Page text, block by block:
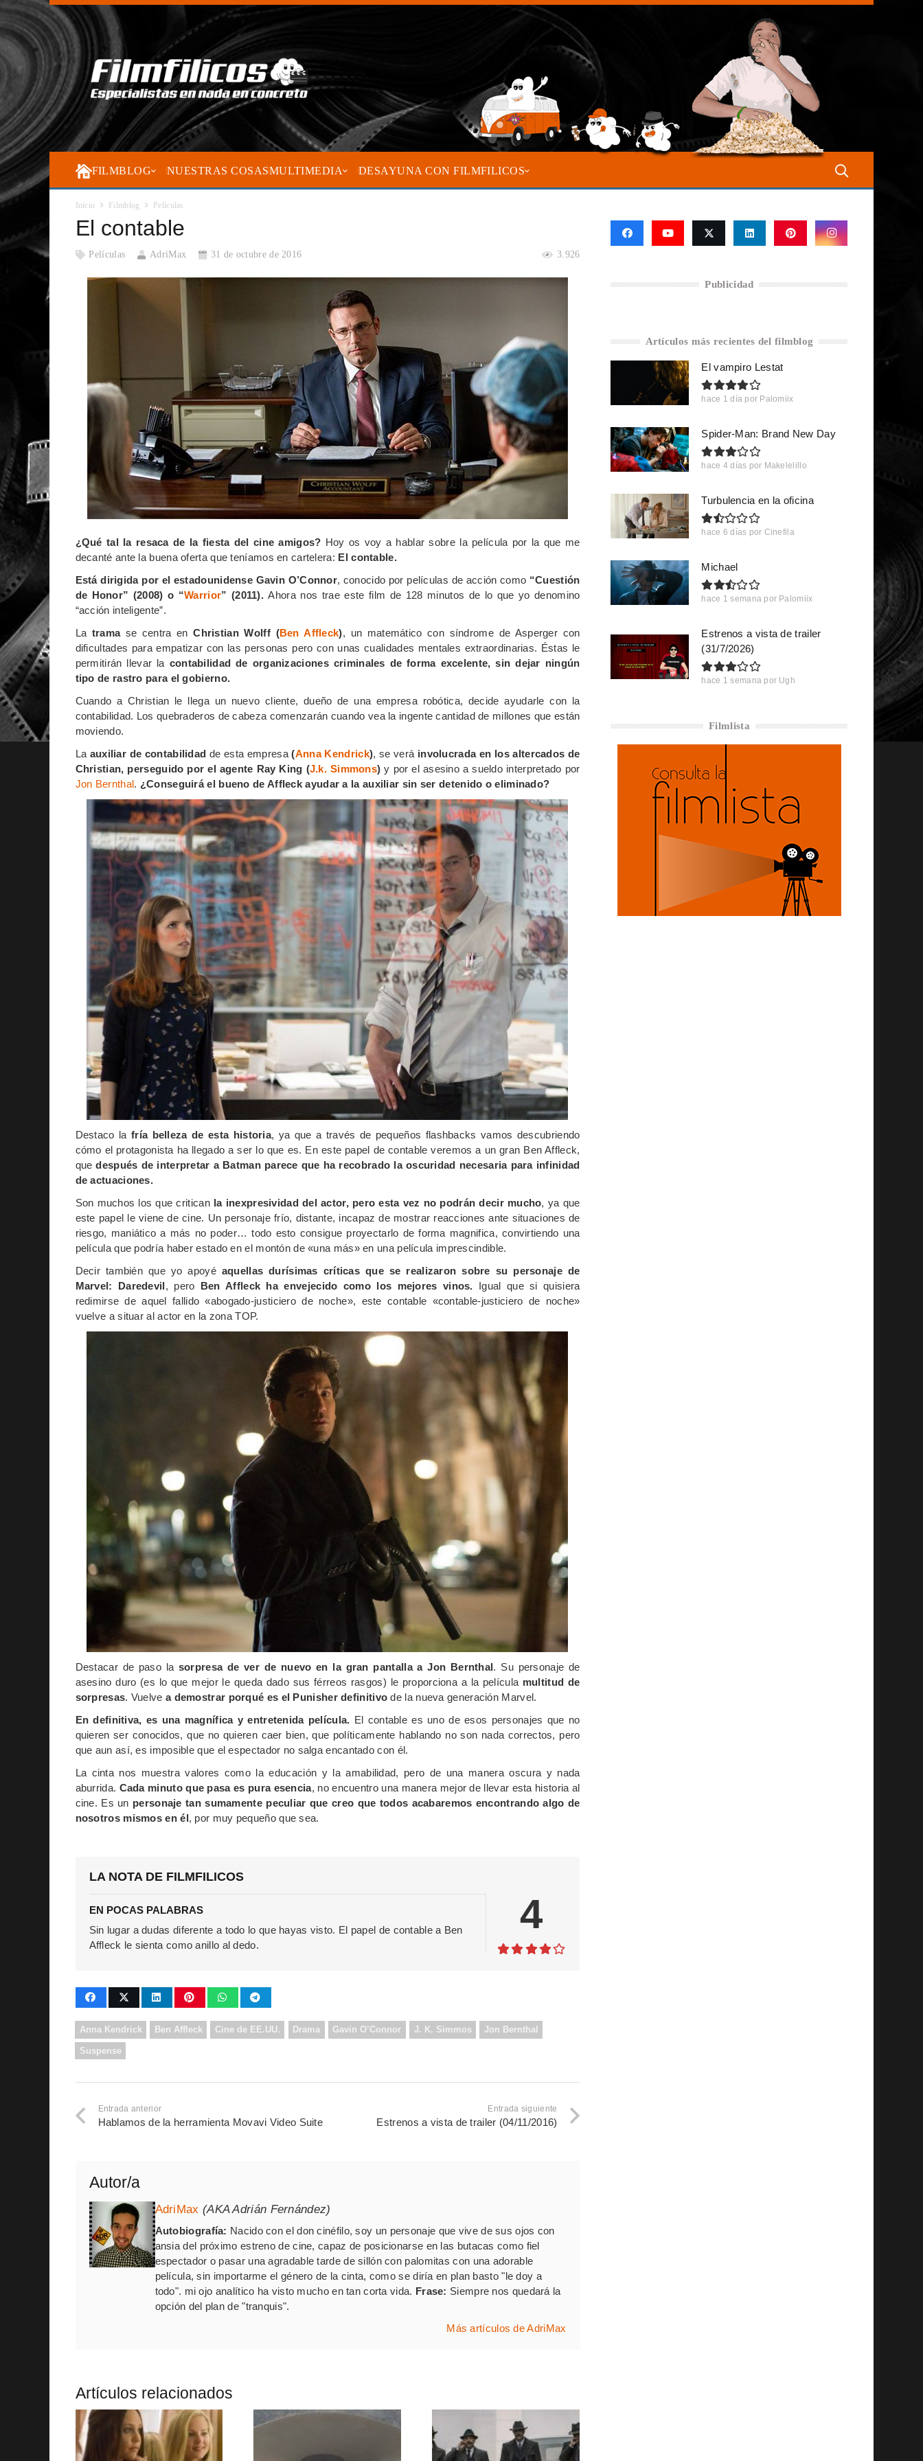
FILMBLOG NUESTRAS COSASMULTIMEDIA DESAYUNA CON FILMFILICOS
Inicio Filmblog Películas
El contable
Películas AdriMax 31 de octubre de 2016 3.926
¿Qué tal la resaca de la fiesta del cine amigos? Hoy os voy a hablar sobre la película por la que me
decanté ante la buena oferta que teníamos en cartelera: El contable.
Está dirigida por el estadounidense Gavin O’Connor, conocido por películas de acción como “Cuestión
de Honor” (2008) o “Warrior” (2011).Ahora nos trae este film de 128 minutos de lo que yo denomino
“acción inteligente”.
La tramase centra enChristian Wolff (Ben Affleck), un matemático con síndrome de Asperger con
dificultades para empatizar con las personas pero con unas cualidades mentales extraordinarias. Éstas le
permitirán llevar la contabilidad de organizaciones criminales de forma excelente, sin dejar ningún
tipo de rastro para el gobierno.
Cuando a Christian le llega un nuevo cliente, dueño de una empresa robótica, decide ayudarle con la
contabilidad. Los quebraderos de cabeza comenzarán cuando vea la ingente cantidad de millones que están
moviendo.
La auxiliar de contabilidad de esta empresa(Anna Kendrick), se verá involucrada en los altercados de
Christian, perseguido por el agente Ray King (J.k. Simmons) y por el asesino a sueldo interpretado por
Jon Bernthal. ¿Conseguirá el bueno de Affleck ayudar a la auxiliar sin ser detenido o eliminado?
Destaco la fría belleza de esta historia, ya que a través de pequeños flashbacks vamos descubriendo
cómo el protagonista ha llegado a ser lo que es. En este papel de contable veremos a un gran Ben Affleck,
quedespués de interpretar a Batman parece que ha recobrado la oscuridad necesaria para infinidad
de actuaciones.
Son muchos los que criticanla inexpresividad del actor, pero esta vez no podrán decir mucho, ya que
este papel le viene de cine. Un personaje frío, distante, incapaz de mostrar reacciones ante situaciones de
riesgo, maniático a más no poder… todo esto consigue proyectarlo de forma magnifica, convirtiendo una
película que podría haber estado en el montón de «una más» en una película imprescindible.
Decir también que yo apoyé aquellas durísimas críticas que se realizaron sobre su personaje de
Marvel: Daredevil, pero Ben Affleck ha envejecido como los mejores vinos. Igual que si quisiera
redimirse de aquel fallido «abogado-justiciero de noche», este contable «contable-justiciero de noche»
vuelve a situar al actor en la zona TOP.
Destacar de paso la sorpresa de ver de nuevo en la gran pantalla a Jon Bernthal. Su personaje de
asesino duro (es lo que mejor le queda dado sus férreos rasgos) le proporciona a la película multitud de
sorpresas. Vuelve a demostrar porqué es el Punisher definitivo de la nueva generación Marvel.
En definitiva, es una magnífica y entretenida película. El contable es uno de esos personajes que no
quieren ser conocidos, que no quieren caer bien, que políticamente hablando no son nada correctos, pero
que aun así, es imposible que el espectador no salga encantado con él.
La cinta nos muestra valores como la educación y la amabilidad, pero de una manera oscura y nada
aburrida. Cada minuto que pasa es pura esencia, no encuentro una manera mejor de llevar esta historia al
cine. Es un personaje tan sumamente peculiar que creo que todos acabaremos encontrando algo de
nosotros mismos en él, por muy pequeño que sea.
LA NOTA DE FILMFILICOS
EN POCAS PALABRAS
Sin lugar a dudas diferente a todo lo que hayas visto. El papel de contable a Ben
Affleck le sienta como anillo al dedo.
4
Anna Kendrick Ben Affleck Cine de EE.UU. Drama Gavin O’Connor J. K. Simmos Jon Bernthal
Suspense
Entrada anterior
Hablamos de la herramienta Movavi Video Suite
Entrada siguiente
Estrenos a vista de trailer (04/11/2016)
Autor/a
AdriMax (AKA Adrián Fernández)
Autobiografía: Nacido con el don cinéfilo, soy un personaje que vive de sus ojos con
ansia del próximo estreno de cine, capaz de posicionarse en las butacas como fiel
espectador o pasar una agradable tarde de sillón con palomitas con una adorable
película, sin importarme el género de la cinta, como se diría en plan basto "le doy a
todo". mi ojo analítico ha visto mucho en tan corta vida. Frase: Siempre nos quedará la
opción del plan de "tranquis".
Más artículos de AdriMax
Artículos relacionados
Publicidad
Artículos más recientes del filmblog
El vampiro Lestat
hace 1 día por Palomiix
Spider-Man: Brand New Day
hace 4 días por Makelelillo
Turbulencia en la oficina
hace 6 días por Cinefila
Michael
hace 1 semana por Palomiix
Estrenos a vista de trailer
(31/7/2026)
hace 1 semana por Ugh
Filmlista